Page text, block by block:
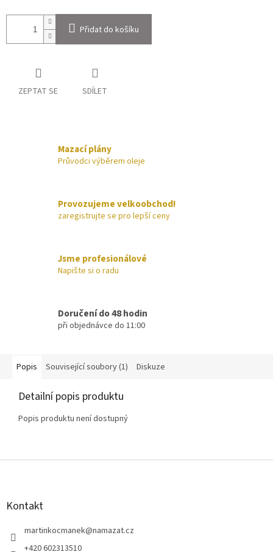
Přidat do košíku
ZEPTAT SE SDÍLET
Mazací plány
Průvodci výběrem oleje
Provozujeme velkoobchod!
zaregistrujte se pro lepší ceny
Jsme profesionálové
Napište si o radu
Doručení do 48 hodin
při objednávce do 11:00
Popis Související soubory (1) Diskuze
Detailní popis produktu
Popis produktu není dostupný
Z
Kontakt
martinkocmanek@namazat.cz
+420 602313510